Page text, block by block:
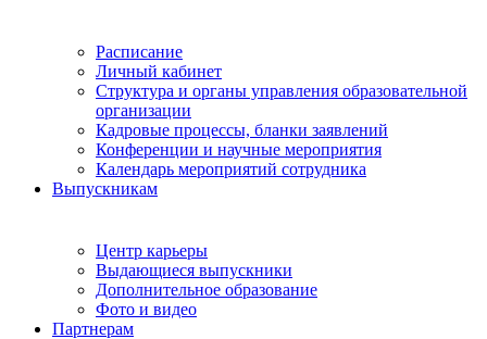
Расписание
Личный кабинет
Структура и органы управления образовательной
организации
Кадровые процессы, бланки заявлений
Конференции и научные мероприятия
Календарь мероприятий сотрудника
Выпускникам
Центр карьеры
Выдающиеся выпускники
Дополнительное образование
Фото и видео
Партнерам